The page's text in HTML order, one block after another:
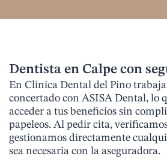
Dentista en Calpe con
En Clínica Dental del Pino
concertado con ASISA Dental, lo
acceder a tus beneficios sin
papeleos. Al pedir cita,
gestionamos directamente
sea necesaria con la aseguradora.